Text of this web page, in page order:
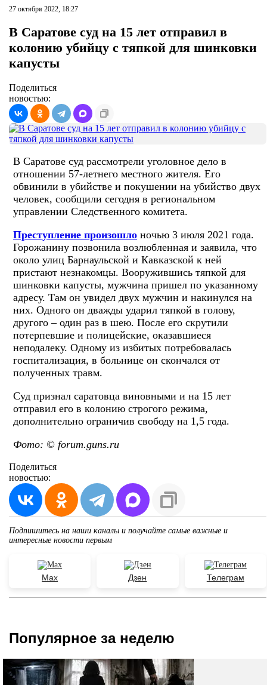
27 октября 2022, 18:27
В Саратове суд на 15 лет отправил в
колонию убийцу с тяпкой для шинковки
капусты
Поделиться
новостью:
В Саратове суд рассмотрели уголовное дело в
отношении 57-летнего местного жителя. Его
обвинили в убийстве и покушении на убийство двух
человек, сообщили сегодня в региональном
управлении Следственного комитета.
Преступление произошло ночью 3 июля 2021 года.
Горожанину позвонила возлюбленная и заявила, что
около улиц Барнаульской и Кавказской к ней
пристают незнакомцы. Вооружившись тяпкой для
шинковки капусты, мужчина пришел по указанному
адресу. Там он увидел двух мужчин и накинулся на
них. Одного он дважды ударил тяпкой в голову,
другого – один раз в шею. После его скрутили
потерпевшие и полицейские, оказавшиеся
неподалеку. Одному из избитых потребовалась
госпитализация, в больнице он скончался от
полученных травм.
Суд признал саратовца виновными и на 15 лет
отправил его в колонию строгого режима,
дополнительно ограничив свободу на 1,5 года.
Фото: © forum.guns.ru
Поделиться
новостью:
Подпишитесь на наши каналы и получайте самые важные и
интересные новости первым
Max Дзен Телеграм
Популярное за неделю